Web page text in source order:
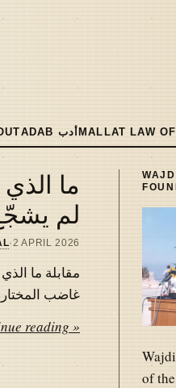
ADAB أدب MALLAT LAW
ما
لم
2 APRIL 2026
·
مقابلة ما
غاضب المختار،
reading »
of